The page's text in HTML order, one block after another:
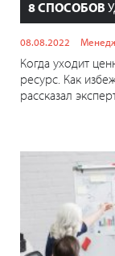
8 СПОСОБОВ
08.08.2022
Когда уходит
ресурс. Как
рассказал